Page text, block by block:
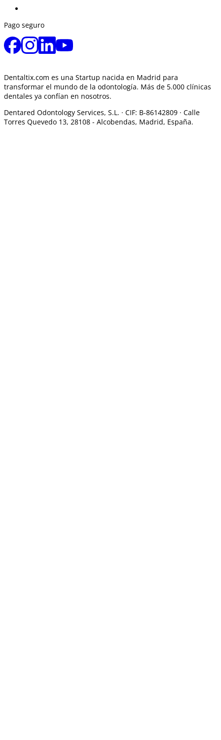
Pago seguro
Dentaltix.com es una Startup nacida en Madrid para
transformar el mundo de la odontología. Más de 5.000 clínicas
dentales ya confían en nosotros.
Dentared Odontology Services, S.L. · CIF: B-86142809 · Calle
Torres Quevedo 13, 28108 - Alcobendas, Madrid, España.